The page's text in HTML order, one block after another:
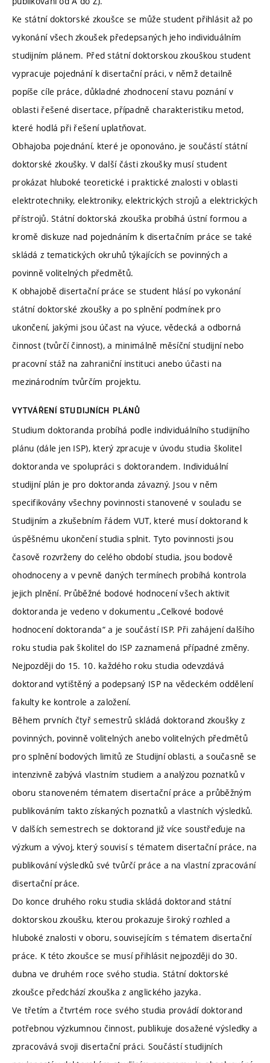
Ke státní doktorské zkoušce se může student přihlásit až po
vykonání všech zkoušek předepsaných jeho individuálním
studijním plánem. Před státní doktorskou zkouškou student
vypracuje pojednání k disertační práci, v němž detailně
popíše cíle práce, důkladné zhodnocení stavu poznání v
oblasti řešené disertace, případně charakteristiku metod,
které hodlá při řešení uplatňovat.
Obhajoba pojednání, které je oponováno, je součástí státní
doktorské zkoušky. V další části zkoušky musí student
prokázat hluboké teoretické i praktické znalosti v oblasti
elektrotechniky, elektroniky, elektrických strojů a elektrických
přístrojů. Státní doktorská zkouška probíhá ústní formou a
kromě diskuze nad pojednáním k disertačním práce se také
skládá z tematických okruhů týkajících se povinných a
povinně volitelných předmětů.
K obhajobě disertační práce se student hlásí po vykonání
státní doktorské zkoušky a po splnění podmínek pro
ukončení, jakými jsou účast na výuce, vědecká a odborná
činnost (tvůrčí činnost), a minimálně měsíční studijní nebo
pracovní stáž na zahraniční instituci anebo účasti na
mezinárodním tvůrčím projektu.
VYTVÁŘENÍ STUDIJNÍCH PLÁNŮ
Studium doktoranda probíhá podle individuálního studijního
plánu (dále jen ISP), který zpracuje v úvodu studia školitel
doktoranda ve spolupráci s doktorandem. Individuální
studijní plán je pro doktoranda závazný. Jsou v něm
specifikovány všechny povinnosti stanovené v souladu se
Studijním a zkušebním řádem VUT, které musí doktorand k
úspěšnému ukončení studia splnit. Tyto povinnosti jsou
časově rozvrženy do celého období studia, jsou bodově
ohodnoceny a v pevně daných termínech probíhá kontrola
jejich plnění. Průběžné bodové hodnocení všech aktivit
doktoranda je vedeno v dokumentu „Celkové bodové
hodnocení doktoranda“ a je součástí ISP. Při zahájení dalšího
roku studia pak školitel do ISP zaznamená případné změny.
Nejpozději do 15. 10. každého roku studia odevzdává
doktorand vytištěný a podepsaný ISP na vědeckém oddělení
fakulty ke kontrole a založení.
Během prvních čtyř semestrů skládá doktorand zkoušky z
povinných, povinně volitelných anebo volitelných předmětů
pro splnění bodových limitů ze Studijní oblasti, a současně se
intenzivně zabývá vlastním studiem a analýzou poznatků v
oboru stanoveném tématem disertační práce a průběžným
publikováním takto získaných poznatků a vlastních výsledků.
V dalších semestrech se doktorand již více soustřeďuje na
výzkum a vývoj, který souvisí s tématem disertační práce, na
publikování výsledků své tvůrčí práce a na vlastní zpracování
disertační práce.
Do konce druhého roku studia skládá doktorand státní
doktorskou zkoušku, kterou prokazuje široký rozhled a
hluboké znalosti v oboru, souvisejícím s tématem disertační
práce. K této zkoušce se musí přihlásit nejpozději do 30.
dubna ve druhém roce svého studia. Státní doktorské
zkoušce předchází zkouška z anglického jazyka.
Ve třetím a čtvrtém roce svého studia provádí doktorand
potřebnou výzkumnou činnost, publikuje dosažené výsledky a
zpracovává svoji disertační práci. Součástí studijních